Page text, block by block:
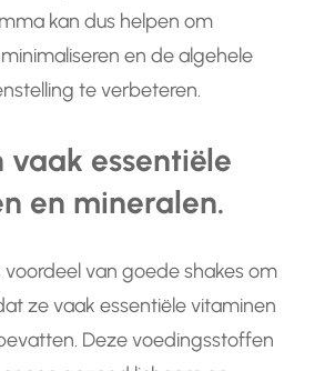
kan dus helpen om
en de algehele
te verbeteren.
vaak essentiële
en mineralen.
voordeel van goede shakes om
ze vaak essentiële vitaminen
Deze voedingsstoffen